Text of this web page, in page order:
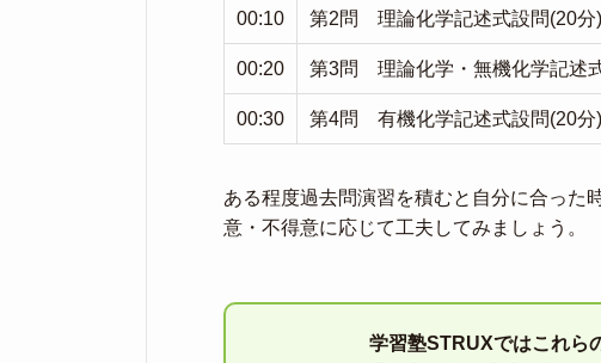
00:10 第2問 理論化学記述式設問(20分)
00:20 第3問 理論化学・無機化学記述
00:30 第4問 有機化学記述式設問(20分)
ある程度過去問演習を積むと自分に合った
意・不得意に応じて工夫してみましょう。
学習塾STRUXではこれら